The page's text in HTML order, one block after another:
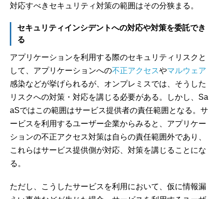
対応すべきセキュリティ対策の範囲はその分狭まる。
セキュリティインシデントへの対応や対策を委託でき
る
アプリケーションを利用する際のセキュリティリスクと
して、アプリケーションへの不正アクセスやマルウェア
感染などが挙げられるが、オンプレミスでは、そうした
リスクへの対策・対応を講じる必要がある。しかし、Sa
aSではこの範囲はサービス提供者の責任範囲となる。サ
ービスを利用するユーザー企業からみると、アプリケー
ションの不正アクセス対策は自らの責任範囲外であり、
これらはサービス提供側が対応、対策を講じることにな
る。
ただし、こうしたサービスを利用において、仮に情報漏